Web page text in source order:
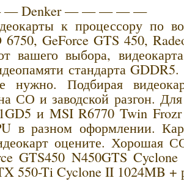
Denker — — — — —
к процессору по
6750, GeForce GTS 450,
вашего выбора,
стандарта GDDR5.
нужно. Подбирая
СО и заводской разгон.
и MSI R6770 Twin
в разном оформлении.
оцените. Хорошая
GTS450 N450GTS
550-Ti Cyclone II 1024MB +